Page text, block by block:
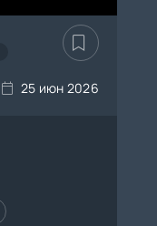
25 июн 2026